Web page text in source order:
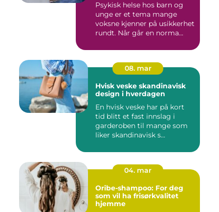
Psykisk helse hos barn og
unge er et tema mange
voksne kjenner på usikkerhet
rundt. Når går en norma...
08. mar
Hvisk veske skandinavisk
design i hverdagen
En hvisk veske har på kort
tid blitt et fast innslag i
garderoben til mange som
liker skandinavisk s...
04. mar
Oribe-shampoo: For deg
som vil ha frisørkvalitet
hjemme